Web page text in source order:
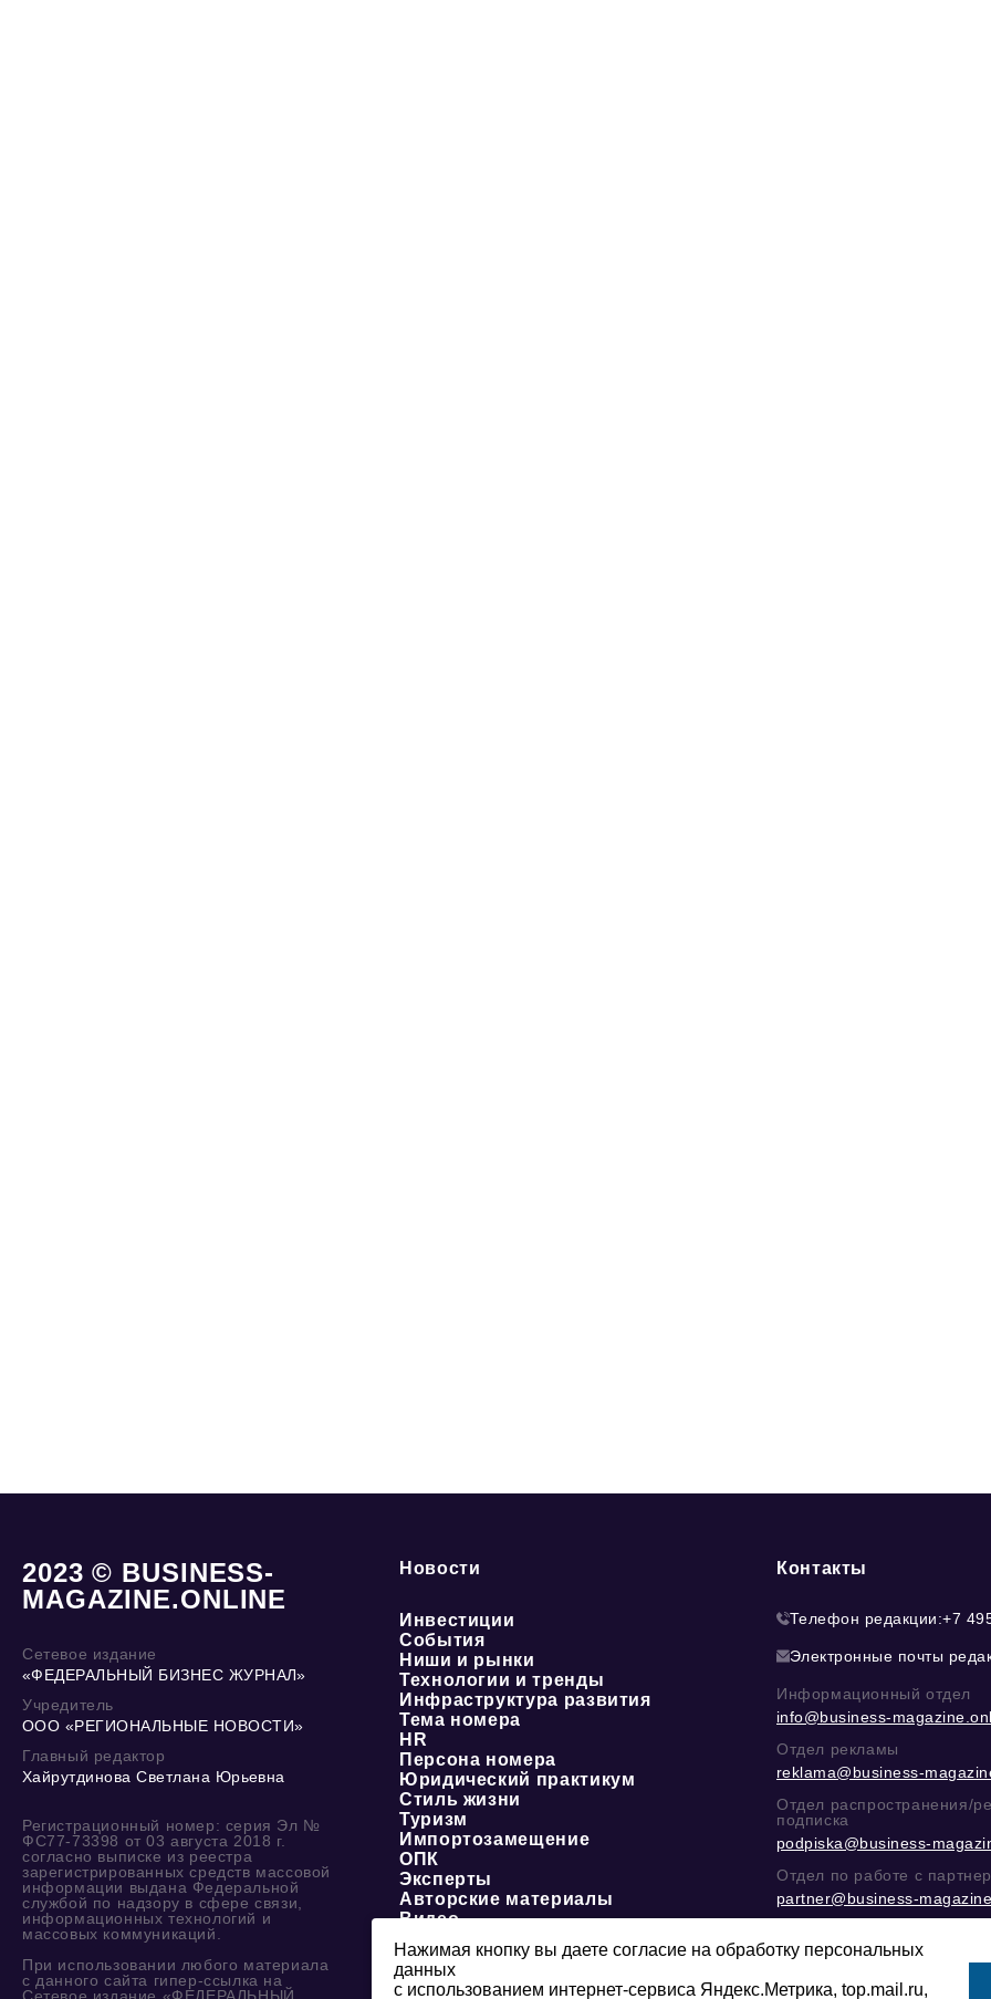
2023 © BUSINESS-
MAGAZINE.ONLINE
Сетевое издание
«ФЕДЕРАЛЬНЫЙ БИЗНЕС ЖУРНАЛ»
Учредитель
ООО «РЕГИОНАЛЬНЫЕ НОВОСТИ»
Главный редактор
Хайрутдинова Светлана Юрьевна
Регистрационный номер: серия Эл №
ФС77-73398 от 03 августа 2018 г.
согласно выписке из реестра
зарегистрированных средств массовой
информации выдана Федеральной
службой по надзору в сфере связи,
информационных технологий и
массовых коммуникаций.
При использовании любого материала
с данного сайта гипер-ссылка на
Новости
Инвестиции
События
Ниши и рынки
Технологии и тренды
Инфраструктура развития
Тема номера
HR
Персона номера
Юридический практикум
Стиль жизни
Туризм
Импортозамещение
ОПК
Эксперты
Авторские материалы
Видео
О журнале
Контакты
Телефон редакции:+7
Электронные почты
Информационный отдел
info@business-
Отдел рекламы
reklama@business-
Отдел распространения/
подписка
podpiska@business-
Отдел по работе с
partner@business-
@mazovилиMAX
Нажимая кнопку вы даете согласие на обработку персональных
данных
с использованием интернет-сервиса Яндекс.Метрика, top.mail.ru,